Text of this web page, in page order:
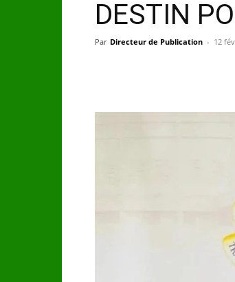
DESTIN
Par Directeur de Publication - 12